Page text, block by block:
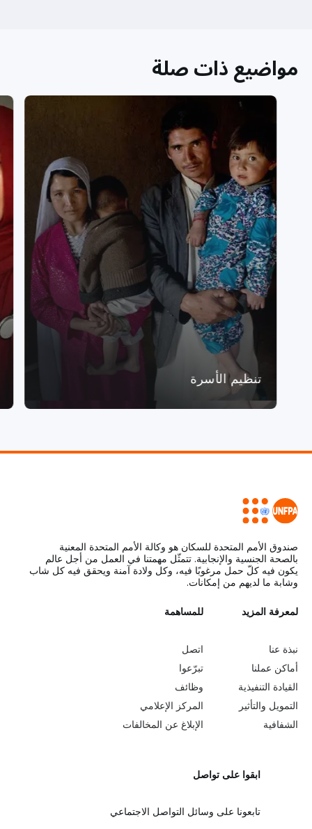
مواضيع ذات صلة
تنظيم الأسرة
صندوق الأمم المتحدة للسكان هو وكالة الأمم المتحدة المعنية
بالصحة الجنسية والإنجابية. تتمثّل مهمتنا في العمل من أجل عالم
يكون فيه كلّ حمل مرغوبًا فيه، وكل ولادة آمنة ويحقق فيه كل شاب
وشابة ما لديهم من إمكانات.
L
e
a
r
n
لمعرفة المزيد
نبذة عنا
أماكن عملنا
القيادة التنفيذية
التمويل والتأثير
الشفافية
G
o
b
e
y
n
d
للمساهمة
اتصل
تبرّعوا
وظائف
المركز الإعلامي
الإبلاغ عن المخالفات
ابقوا على تواصل
تابعونا على وسائل التواصل الاجتماعي